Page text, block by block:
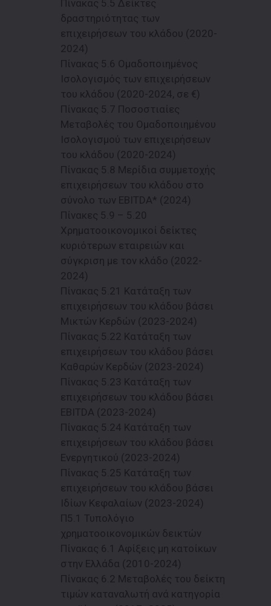
Πίνακας 5.5 Δείκτες
δραστηριότητας των
επιχειρήσεων του κλάδου (2020-
2024)
Πίνακας 5.6 Ομαδοποιημένος
Ισολογισμός των επιχειρήσεων
του κλάδου (2020-2024, σε €)
Πίνακας 5.7 Ποσοστιαίες
Μεταβολές του Ομαδοποιημένου
Ισολογισμού των επιχειρήσεων
του κλάδου (2020-2024)
Πίνακας 5.8 Μερίδια συμμετοχής
επιχειρήσεων του κλάδου στο
σύνολο των EBITDA* (2024)
Πίνακες 5.9 – 5.20
Χρηματοοικονομικοί δείκτες
κυριότερων εταιρειών και
σύγκριση με τον κλάδο (2022-
2024)
Πίνακας 5.21 Κατάταξη των
επιχειρήσεων του κλάδου βάσει
Μικτών Κερδών (2023-2024)
Πίνακας 5.22 Κατάταξη των
επιχειρήσεων του κλάδου βάσει
Καθαρών Κερδών (2023-2024)
Πίνακας 5.23 Κατάταξη των
επιχειρήσεων του κλάδου βάσει
EBITDA (2023-2024)
Πίνακας 5.24 Κατάταξη των
επιχειρήσεων του κλάδου βάσει
Ενεργητικού (2023-2024)
Πίνακας 5.25 Κατάταξη των
επιχειρήσεων του κλάδου βάσει
Ιδίων Κεφαλαίων (2023-2024)
Π5.1 Τυπολόγιο
χρηματοοικονομικών δεικτών
Πίνακας 6.1 Αφίξεις μη κατοίκων
στην Ελλάδα (2010-2024)
Πίνακας 6.2 Μεταβολές του δείκτη
τιμών καταναλωτή ανά κατηγορία